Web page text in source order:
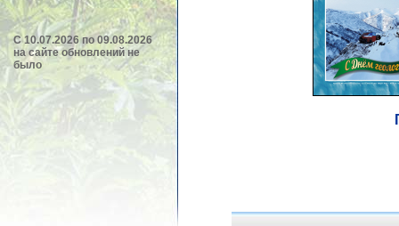
C 10.07.2026 по 09.08.2026
на сайте обновлений не
было